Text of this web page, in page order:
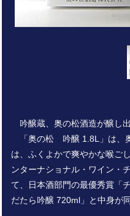
吟醸蔵、奥の松酒造が醸し
「奥の松 吟醸 1.8L」は、
は、ふくよかで爽やかな喉ご
ンターナショナル・ワイン・
て、日本酒部門の最優秀賞「
だたら吟醸 720ml」と中身が